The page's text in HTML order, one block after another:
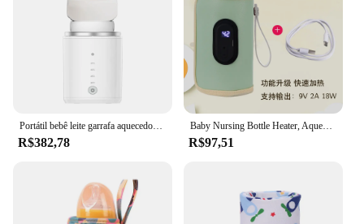
Portátil bebê leite garrafa aquecedor, sem fio leite aquecedor, descongelamento e aquecimento, modos duplos, 4 níveis de temperatura, built-in bateria
R$382,78
Baby Nursing Bottle Heater, Aquecedor portátil USB para carro, Acessórios de viagem ao ar livre
R$97,51